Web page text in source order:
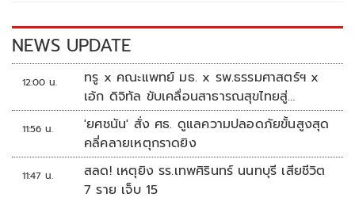
k k
NEWS UPDATE
12:00 น.
ทรู x คณะแพทย์ มธ. x รพ.ธรรมศาสตร์ฯ x
เอ้ก ดิจิทัล ขับเคลื่อนสาธารณสุขไทยสู่
Healthcare AI
11:56 น.
'ยศชนัน' สั่ง ศธ. ดูแลความปลอดภัยขั้นสูงสุด
คลี่คลายเหตุกราดยิง
11:47 น.
สลด! เหตุยิง รร.เทพศิรินทร์ นนทบุรี เสียชีวิต
7 ราย เจ็บ 15